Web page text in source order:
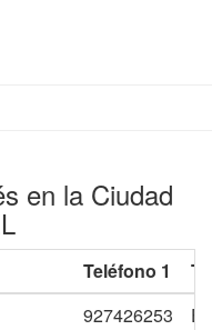
en la Ciudad
Teléfono 1
927426253